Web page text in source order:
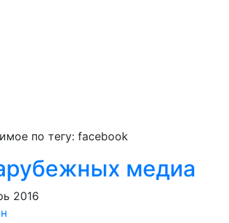
по тегу: facebook
медиа
2016